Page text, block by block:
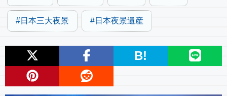
日本三大夜景 日本夜景遺産
B!